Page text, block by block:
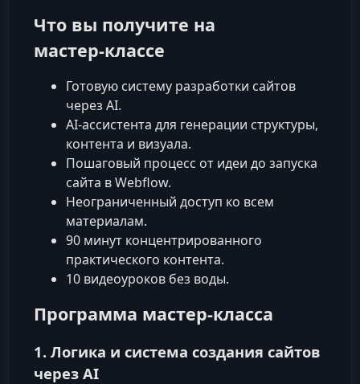
Что вы получите на
мастер‑классе
Готовую систему разработки сайтов
через AI.
AI‑ассистента для генерации структуры,
контента и визуала.
Пошаговый процесс от идеи до запуска
сайта в Webflow.
Неограниченный доступ ко всем
материалам.
90 минут концентрированного
практического контента.
10 видеоуроков без воды.
Программа мастер‑класса
1. Логика и система создания сайтов
через AI